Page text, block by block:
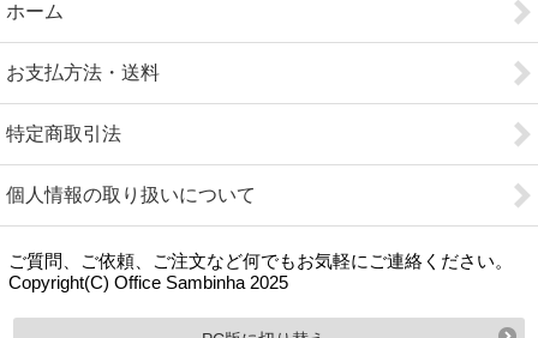
ホーム
お支払方法・送料
特定商取引法
個人情報の取り扱いについて
ご質問、ご依頼、ご注文など何でもお気軽にご連絡ください。
Copyright(C) Office Sambinha 2025